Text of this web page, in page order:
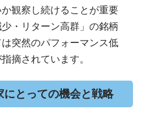
観察し続けることが重要
・リターン高群」の銘柄
突然のパフォーマンス低
摘されています。
にとっての機会と戦略